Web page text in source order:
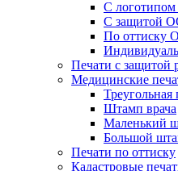
С
С защитой
По оттиску
Печати с защитой
Медицинские
Треугольная
Штамп врача
Маленький
Большой
Печати по оттиску
Кадастровые